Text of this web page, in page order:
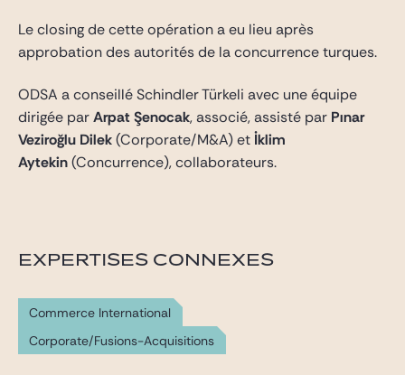
Le closing de cette opération a eu lieu après
approbation des autorités de la concurrence turques.
ODSA a conseillé Schindler Türkeli avec une équipe
dirigée parArpat Şenocak, associé, assisté par Pınar
Veziroğlu Dilek(Corporate/M&A) et İklim
Aytekin(Concurrence), collaborateurs.
EXPERTISES CONNEXES
Commerce International
Corporate/Fusions-Acquisitions